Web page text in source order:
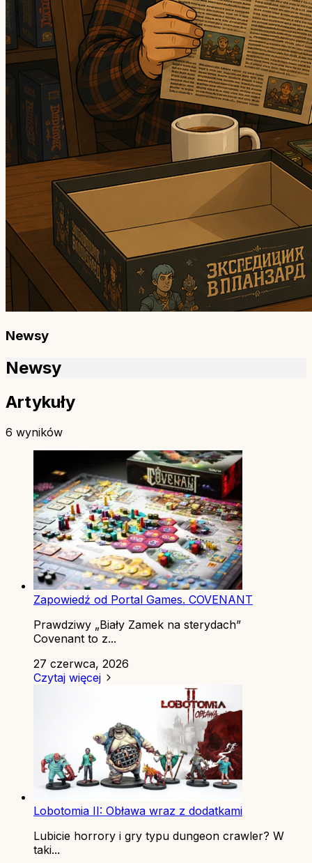
Newsy
Newsy
Artykuły
6 wyników
Zapowiedź od Portal Games. COVENANT
Prawdziwy „Biały Zamek na sterydach”
Covenant to z...
27 czerwca, 2026
Czytaj więcej
Lobotomia II: Obława wraz z dodatkami
Lubicie horrory i gry typu dungeon crawler? W
taki...